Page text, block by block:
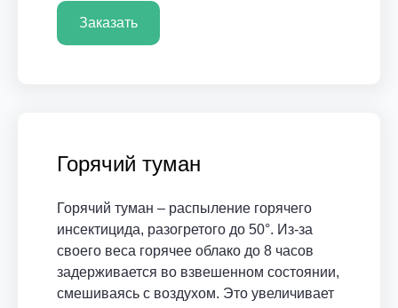
Заказать
Горячий туман
Горячий туман – распыление горячего
инсектицида, разогретого до 50°. Из-за
своего веса горячее облако до 8 часов
задерживается во взвешенном состоянии,
смешиваясь с воздухом. Это увеличивает